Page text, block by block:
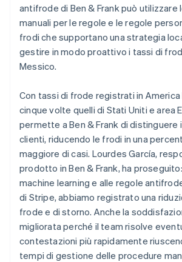
antifrode di Ben & Frank può utilizzare
manuali per le regole e le regole
frodi che supportano una strategia
gestire in modo proattivo i tassi di
Messico.
Con tassi di frode registrati in America
cinque volte quelli di Stati Uniti e area
permette a Ben & Frank di
clienti, riducendo le frodi in una
maggiore di casi. Lourdes García,
prodotto in Ben & Frank, ha
machine learning e alle regole
di Stripe, abbiamo registrato una
frode e di storno. Anche la
migliorata perché il team risolve
contestazioni più rapidamente
tempi di gestione delle procedure